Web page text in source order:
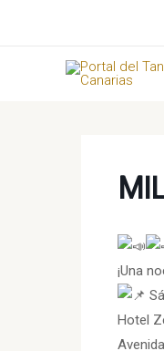
¡Una
Hotel